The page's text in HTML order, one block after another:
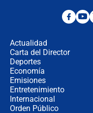
Actualidad
Carta del Director
Deportes
Economía
Emisiones
Entretenimiento
Internacional
Orden Público